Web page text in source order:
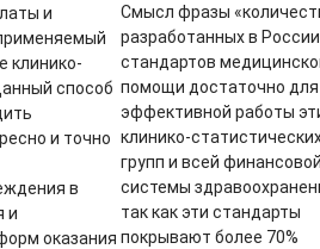
и
клинико-
способ
и точно
в
и
оказания
Смысл фразы
разработанных в России
стандартов
помощи достаточно для
эффективной работы
клинико-
групп и всей
системы
так как эти стандарты
покрывают более 70%